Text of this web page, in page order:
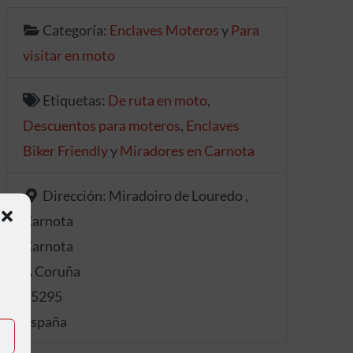
Categoría: Enclaves Moterosy Para
visitar en moto
Etiquetas: De ruta en moto,
Descuentos para moteros, Enclaves
Biker FriendlyyMiradores en Carnota
Dirección: Miradoiro de Louredo ,
Carnota
Carnota
A Coruña
15295
España